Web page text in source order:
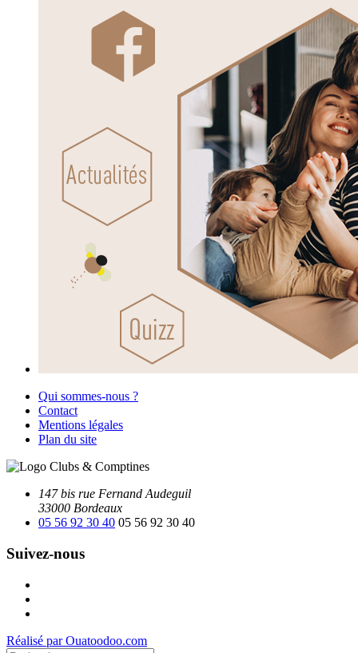
Qui sommes-nous ?
Contact
Mentions légales
Plan du site
147 bis rue Fernand Audeguil
33000 Bordeaux
05 56 92 30 40 05 56 92 30 40
Suivez-nous
Réalisé par Ouatoodoo.com